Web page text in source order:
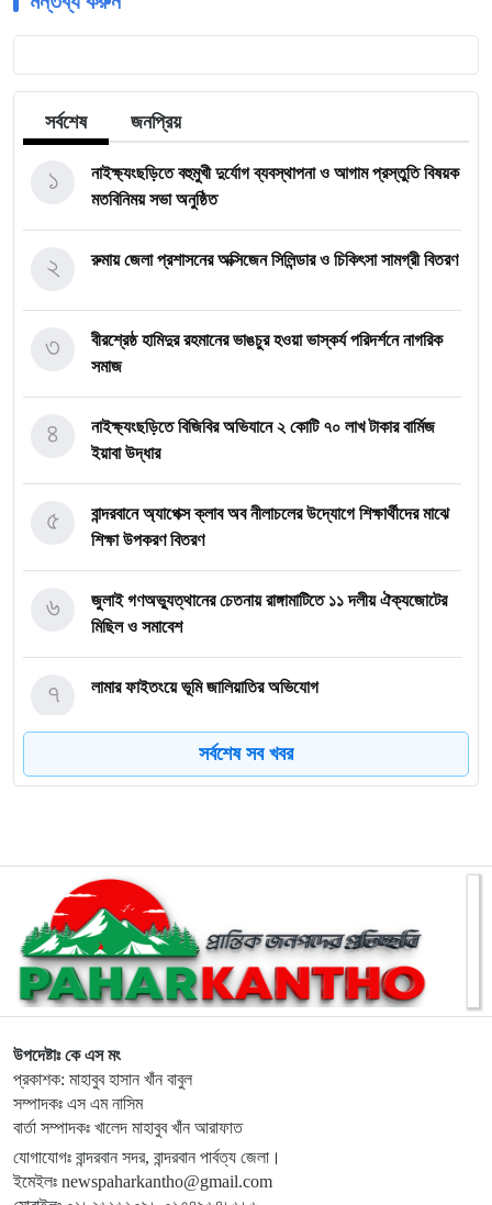
সর্বশেষ জনপ্রিয়
নাইক্ষ্যংছড়িতে বহুমুখী দুর্যোগ ব্যবস্থাপনা ও আগাম প্রস্তুতি বিষয়ক
মতবিনিময় সভা অনুষ্ঠিত
১
রুমায় জেলা প্রশাসনের অক্সিজেন সিলিন্ডার ও চিকিৎসা সামগ্রী বিতরণ
২
বীরশ্রেষ্ঠ হামিদুর রহমানের ভাঙচুর হওয়া ভাস্কর্য পরিদর্শনে নাগরিক
সমাজ
৩
নাইক্ষ্যংছড়িতে বিজিবির অভিযানে ২ কোটি ৭০ লাখ টাকার বার্মিজ
ইয়াবা উদ্ধার
৪
বান্দরবানে অ্যাপেক্স ক্লাব অব নীলাচলের উদ্যোগে শিক্ষার্থীদের মাঝে
শিক্ষা উপকরণ বিতরণ
৫
জুলাই গণঅভ্যুত্থানের চেতনায় রাঙ্গামাটিতে ১১ দলীয় ঐক্যজোটের
মিছিল ও সমাবেশ
৬
লামার ফাইতংয়ে ভূমি জালিয়াতির অভিযোগ
৭
৮
দিবস’ পালিত
৯
লামায় সংস্কারের চার মাসের মাথায় আবারও সেতু ধস
১০
জুলাই গণঅভ্যুত্থান দিবসে শহীদদের প্রতি শ্রদ্ধা জানালেন এমপি
দীপেন দেওয়ান
১১
রামুর কচ্ছপিয়ায় ১১ বিজিবির অভিযানে ইয়াবা ও মদ উদ্ধার আটক–১
১২
হিমালয়ের চূড়ায় লাল-সবুজের পতাকা ওড়ানোর লক্ষ্যে রাঙামাটির বীর
১৩
সর্বশেষ সব খবর
উপদেষ্টাঃ কে এস মং
প্রকাশক: মাহাবুব হাসান খাঁন বাবুল
সম্পাদকঃ এস এম নাসিম
বার্তা সম্পাদকঃ খালেদ মাহাবুব খাঁন আরাফাত
যোগাযোগঃ বান্দরবান সদর, বান্দরবান পার্বত্য জেলা।
ইমেইলঃ newspaharkantho@gmail.com